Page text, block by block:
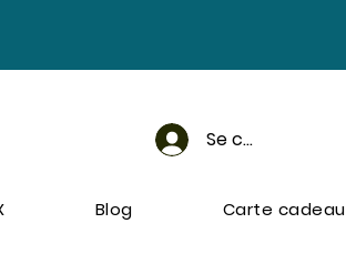
Se connecter
Blog Carte cadeau